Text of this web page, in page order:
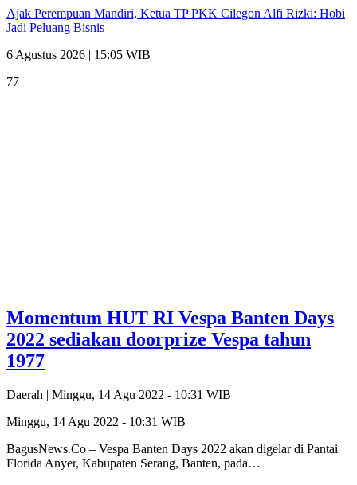
Ajak Perempuan Mandiri, Ketua TP PKK Cilegon Alfi Rizki: Hobi
Jadi Peluang Bisnis
6 Agustus 2026 | 15:05 WIB
77
Momentum HUT RI Vespa Banten Days
2022 sediakan doorprize Vespa tahun
1977
Daerah | Minggu, 14 Agu 2022 - 10:31 WIB
Minggu, 14 Agu 2022 - 10:31 WIB
BagusNews.Co – Vespa Banten Days 2022 akan digelar di Pantai
Florida Anyer, Kabupaten Serang, Banten, pada…